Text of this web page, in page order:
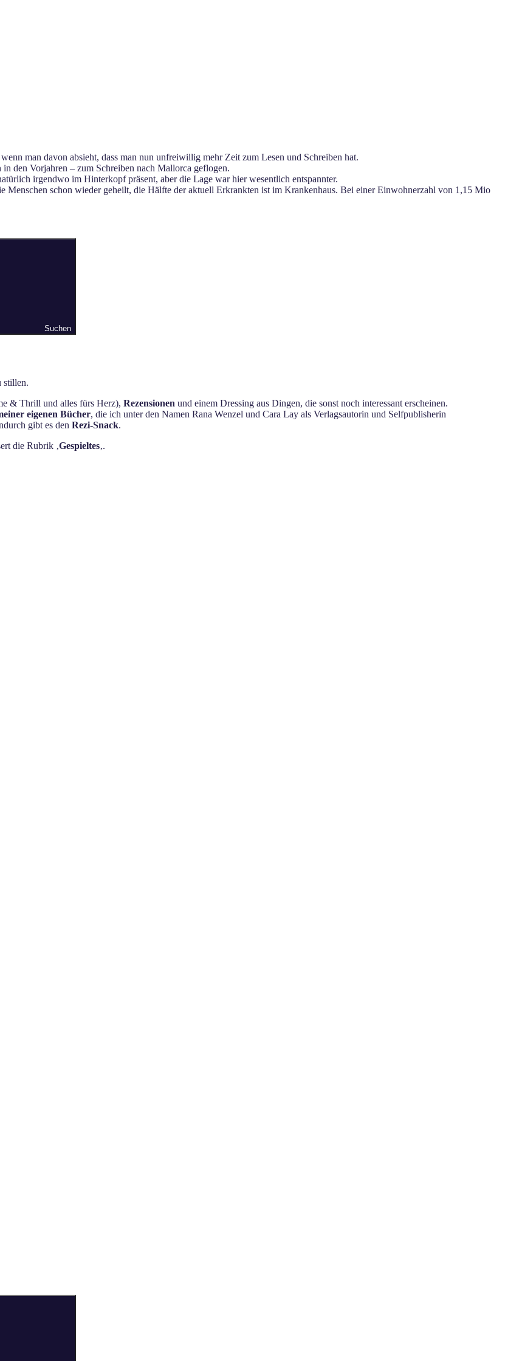
man davon absieht, dass man nun unfreiwillig mehr Zeit zum Lesen und Schreiben hat.
den Vorjahren – zum Schreiben nach Mallorca geflogen.
irgendwo im Hinterkopf präsent, aber die Lage war hier wesentlich entspannter.
Menschen schon wieder geheilt, die Hälfte der aktuell Erkrankten ist im Krankenhaus. Bei einer Einwohnerzahl von 1,15 Mio
Suchen
stillen.
& Thrill und alles fürs Herz), Rezensionen und einem Dressing aus Dingen, die sonst noch interessant erscheinen.
eigenen Bücher, die ich unter den Namen Rana Wenzel und Cara Lay als Verlagsautorin und Selfpublisherin
gibt es den Rezi-Snack.
die Rubrik ‚Gespieltes‚.